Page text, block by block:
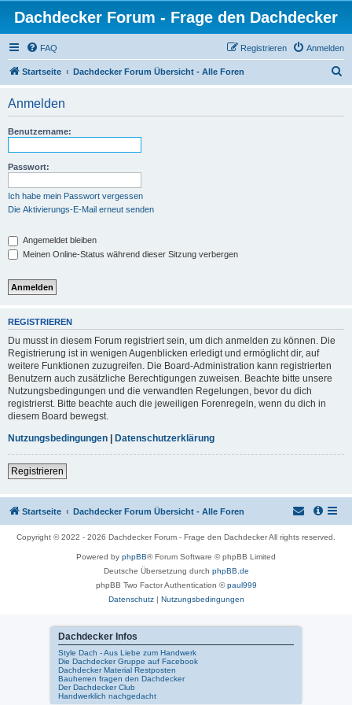
Dachdecker Forum - Frage den Dachdecker
FAQ Anmelden
Registrieren
Startseite Dachdecker Forum Übersicht - Alle Foren
Anmelden
Benutzername:
Passwort:
Ich habe mein Passwort vergessen
Die Aktivierungs-E-Mail erneut senden
Angemeldet bleiben
Meinen Online-Status während dieser Sitzung verbergen
REGISTRIEREN
Du musst in diesem Forum registriert sein, um dich anmelden zu können. Die
Registrierung ist in wenigen Augenblicken erledigt und ermöglicht dir, auf
weitere Funktionen zuzugreifen. Die Board-Administration kann registrierten
Benutzern auch zusätzliche Berechtigungen zuweisen. Beachte bitte unsere
Nutzungsbedingungen und die verwandten Regelungen, bevor du dich
registrierst. Bitte beachte auch die jeweiligen Forenregeln, wenn du dich in
diesem Board bewegst.
Nutzungsbedingungen | Datenschutzerklärung
Registrieren
Startseite Dachdecker Forum Übersicht - Alle Foren
Copyright © 2022 - 2026 Dachdecker Forum - Frage den Dachdecker All rights reserved.
Powered by phpBB® Forum Software © phpBB Limited
Deutsche Übersetzung durch phpBB.de
phpBB Two Factor Authentication ©paul999
Datenschutz| Nutzungsbedingungen
Dachdecker Infos
Style Dach - Aus Liebe zum Handwerk
Die Dachdecker Gruppe auf Facebook
Dachdecker Material Restposten
Bauherren fragen den Dachdecker
Der Dachdecker Club
Handwerklich nachgedacht